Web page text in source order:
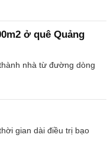
ở quê Quảng
nhà từ đường dòng
gian dài điều trị bạo